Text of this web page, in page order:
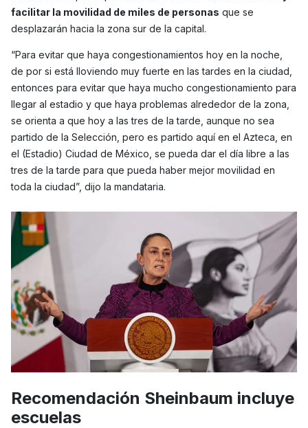
facilitar la movilidad de miles de personas que se
desplazarán hacia la zona sur de la capital.
“Para evitar que haya congestionamientos hoy en la noche,
de por si está lloviendo muy fuerte en las tardes en la ciudad,
entonces para evitar que haya mucho congestionamiento para
llegar al estadio y que haya problemas alrededor de la zona,
se orienta a que hoy a las tres de la tarde, aunque no sea
partido de la Selección, pero es partido aquí en el Azteca, en
el (Estadio) Ciudad de México, se pueda dar el día libre a las
tres de la tarde para que pueda haber mejor movilidad en
toda la ciudad”, dijo la mandataria.
Recomendación Sheinbaum incluye
escuelas